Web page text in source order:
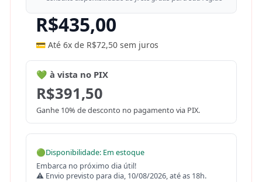
R$435,00
💳 Até 6x de R$72,50sem juros
💚 à vista no PIX
R$391,50
Ganhe 10% de desconto no pagamento via PIX.
🟢Disponibilidade: Em estoque
Embarca no próximo dia útil!
⚠ Envio previsto para dia, 10/08/2026, até as 18h.